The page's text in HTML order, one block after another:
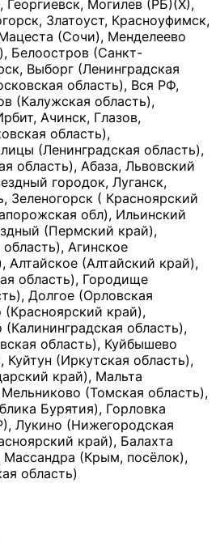
Могилев (РБ)(Х),
Златоуст, Красноуфимск,
(Сочи), Менделеево
Белоостров (Санкт-
Выборг (Ленинградская
область), Вся РФ,
(Калужская область),
Ачинск, Глазов,
область),
(Ленинградская область),
область), Абаза, Львовский
городок, Луганск,
Зеленогорск ( Красноярский
обл), Ильинский
(Пермский край),
Агинское
Алтайское (Алтайский край),
область), Городище
Долгое (Орловская
(Красноярский край),
(Калининградская область),
область), Куйбышево
Куйтун (Иркутская область),
край), Мальта
(Томская область),
Бурятия), Горловка
Лукино (Нижегородская
край), Балахта
Массандра (Крым, посёлок),
область)